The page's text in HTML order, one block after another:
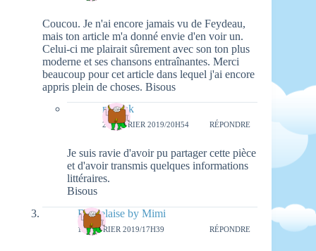
Coucou. Je n'ai encore jamais vu de Feydeau,
mais ton article m'a donné envie d'en voir un.
Celui-ci me plairait sûrement avec son ton plus
moderne et ses chansons entraînantes. Merci
beaucoup pour cet article dans lequel j'ai encore
appris plein de choses. Bisous
natieak
25 FÉVRIER 2019/20H54 RÉPONDRE
Je suis ravie d'avoir pu partager cette pièce
et d'avoir transmis quelques informations
littéraires.
Bisous
Bordelaise by Mimi
19 FÉVRIER 2019/17H39 RÉPONDRE